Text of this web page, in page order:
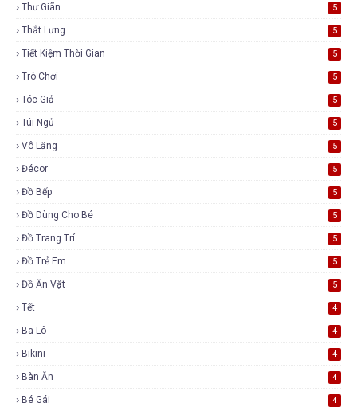
Thư Giãn 5
Thắt Lưng 5
Tiết Kiệm Thời Gian 5
Trò Chơi 5
Tóc Giả 5
Túi Ngủ 5
Vô Lăng 5
Đécor 5
Đồ Bếp 5
Đồ Dùng Cho Bé 5
Đồ Trang Trí 5
Đồ Trẻ Em 5
Đồ Ăn Vặt 5
Tết 4
Ba Lô 4
Bikini 4
Bàn Ăn 4
Bé Gái 4